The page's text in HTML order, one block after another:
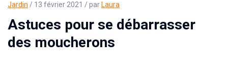
Jardin / 13 février 2021 / par Laura
Astuces pour se débarrasser
des moucherons